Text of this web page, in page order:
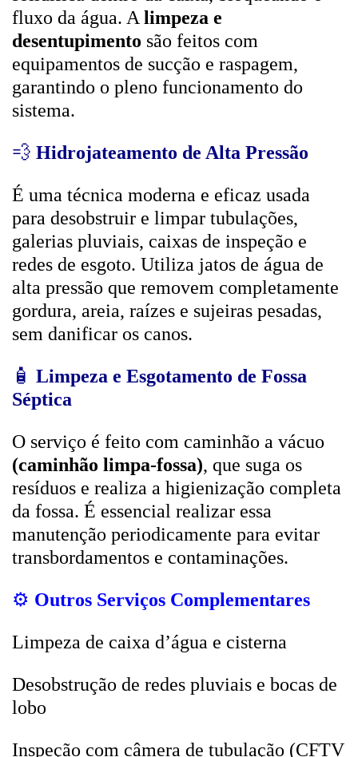
fluxo da água. A limpeza e
desentupimento são feitos com
equipamentos de sucção e raspagem,
garantindo o pleno funcionamento do
sistema.
💨 Hidrojateamento de Alta Pressão
É uma técnica moderna e eficaz usada
para desobstruir e limpar tubulações,
galerias pluviais, caixas de inspeção e
redes de esgoto. Utiliza jatos de água de
alta pressão que removem completamente
gordura, areia, raízes e sujeiras pesadas,
sem danificar os canos.
🧴 Limpeza e Esgotamento de Fossa
Séptica
O serviço é feito com caminhão a vácuo
(caminhão limpa-fossa), que suga os
resíduos e realiza a higienização completa
da fossa. É essencial realizar essa
manutenção periodicamente para evitar
transbordamentos e contaminações.
⚙️ Outros Serviços Complementares
Limpeza de caixa d’água e cisterna
Desobstrução de redes pluviais e bocas de
lobo
Inspeção com câmera de tubulação (CFTV